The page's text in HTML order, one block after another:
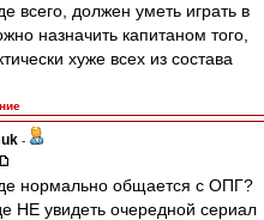
всего, должен уметь играть в
назначить капитаном того,
хуже всех из состава
-
нормально общается с ОПГ?
НЕ увидеть очередной сериал